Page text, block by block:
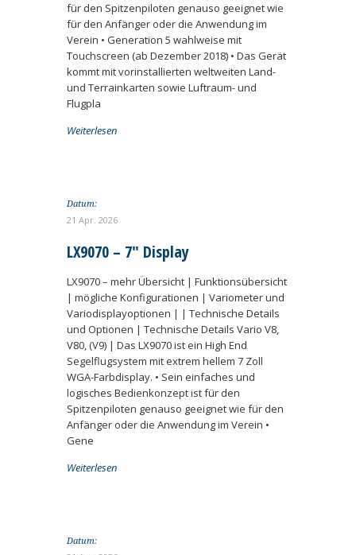
für den Spitzenpiloten genauso geeignet wie
für den Anfänger oder die Anwendung im
Verein • Generation 5 wahlweise mit
Touchscreen (ab Dezember 2018) • Das Gerät
kommt mit vorinstallierten weltweiten Land-
und Terrainkarten sowie Luftraum- und
Flugpla
Weiterlesen
Datum:
21 Apr. 2026
LX9070 – 7″ Display
LX9070 – mehr Übersicht | Funktionsübersicht
| mögliche Konfigurationen | Variometer und
Variodisplayoptionen | | Technische Details
und Optionen | Technische Details Vario V8,
V80, (V9) | Das LX9070 ist ein High End
Segelflugsystem mit extrem hellem 7 Zoll
WGA-Farbdisplay. • Sein einfaches und
logisches Bedienkonzept ist für den
Spitzenpiloten genauso geeignet wie für den
Anfänger oder die Anwendung im Verein •
Gene
Weiterlesen
Datum: